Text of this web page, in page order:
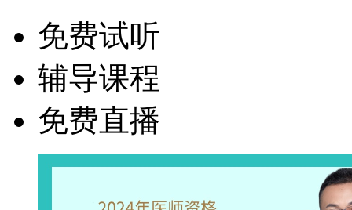
免费试听
辅导课程
免费直播